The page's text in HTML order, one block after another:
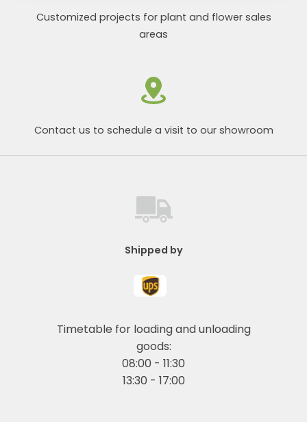
Customized projects for plant and flower sales
areas
Contact us to schedule a visit to our showroom
Shipped by
Timetable for loading and unloading
goods:
08:00 - 11:30
13:30 - 17:00